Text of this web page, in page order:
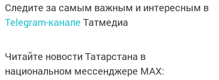
Следите за самым важным и интересным в
Telegram-канале Татмедиа
Читайте новости Татарстана в
национальном мессенджере MАХ: